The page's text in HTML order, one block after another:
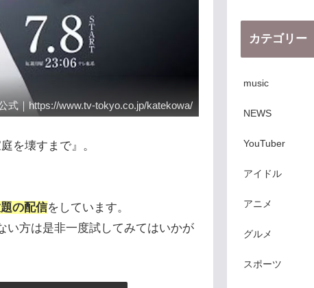
式｜https://www.tv-tokyo.co.jp/katekowa/
を壊すまで』。
の配信をしています。
い方は是非一度試してみてはいかが
カテゴリー
music
NEWS
YouTuber
アイドル
アニメ
グルメ
スポーツ